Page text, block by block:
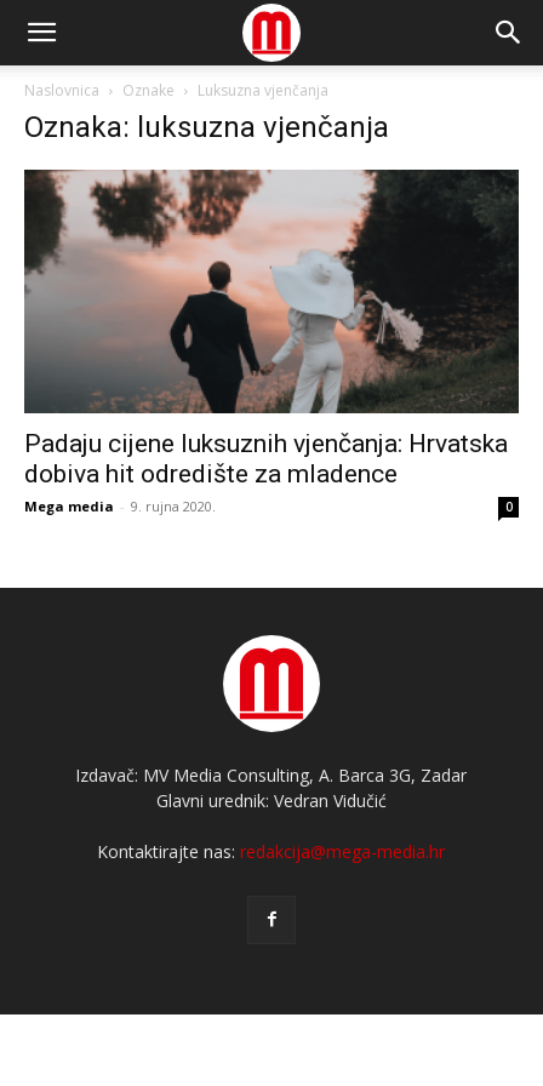
Naslovnica Oznake Luksuzna vjenčanja
Oznaka: luksuzna vjenčanja
Padaju cijene luksuznih vjenčanja: Hrvatska
dobiva hit odredište za mladence
Mega media - 9. rujna 2020. 0
Izdavač: MV Media Consulting, A. Barca 3G, Zadar
Glavni urednik: Vedran Vidučić
Kontaktirajte nas:redakcija@mega-media.hr